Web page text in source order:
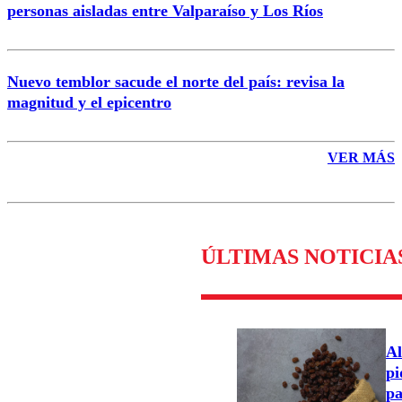
personas aisladas entre Valparaíso y Los Ríos
Nuevo temblor sacude el norte del país: revisa la
magnitud y el epicentro
VER MÁS
ÚLTIMAS